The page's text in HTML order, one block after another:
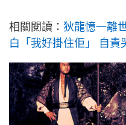
相關閱讀： 狄龍憶一離
白「我好掛住佢」 自責